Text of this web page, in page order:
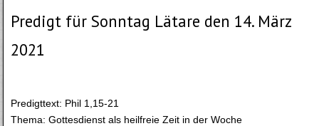
Predigt für Sonntag Lätare den 14. März
2021
Predigttext: Phil 1,15-21
Thema: Gottesdienst als heilfreie Zeit in der Woche